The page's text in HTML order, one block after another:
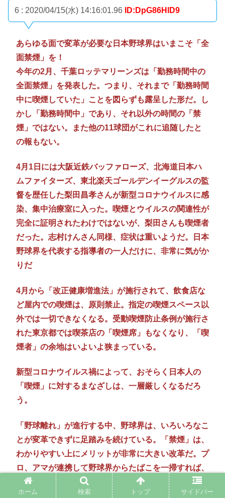
6 : 2020/04/15(水) 14:16:01.96 ID:DpG86HlD9
あらゆる面で変革が必要な日本野球界はいまこそ「全
面禁煙」を！
今年の2月、千葉ロッテマリーンズは「勤務時間中の
全面禁煙」を発表した。つまり、それまで「勤務時間
中に喫煙していた」ことを図らずも露呈した形だ。し
かし「勤務時間中」であり、それ以外の時間の「禁
煙」ではない。また他の11球団がこれに追随したと
の報もない。
4月1日には大阪近鉄バッファローズ、北海道日本ハ
ムファイターズ、東北楽天ゴールデンイーグルスの監
督を歴任した梨田昌孝さんが新型コロナウイルスに感
染、集中治療室に入った。喫煙とウイルスの関連性が
完全に証明されたわけではないが、梨田さんも喫煙者
だった。志村けんさん同様、症状は重いようだ。日本
野球界を代表する指導者の一人だけに、非常に気がか
りだ
4月から「改正健康増進法」が施行されて、飲食店な
ど屋内での喫煙は、原則禁止。指定の喫煙スペース以
外では一切できなくなる。受動喫煙防止条例が施行さ
れた東京都では喫茶店の「喫煙席」もなくなり、「喫
煙者」の余地はいよいよ狭まっている。
新型コロナウイルス禍によって、おそらく日本人の
「喫煙」に対するまなざしは、一層厳しくなるだろ
う。
「野球離れ」が進行する中、野球界は、いろいろなこ
とが変革できずに足踏みを続けている。「禁煙」は、
わかりやすい上にメリットが非常に大きい改革だ。プ
ロ、アマが連携して野球界からたばこを一掃すれば、
世間はその大英断に拍手喝さいを送るはずだ。
ホーム 検索 トップ サイドバー